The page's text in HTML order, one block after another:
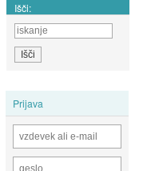
Išči:
Prijava